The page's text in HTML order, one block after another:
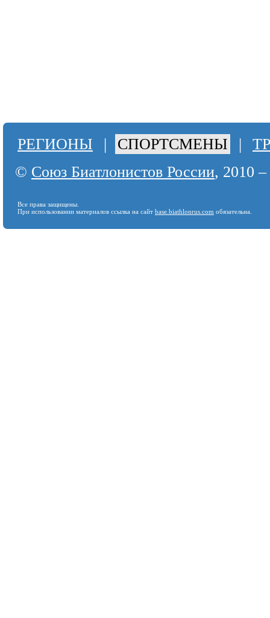
РЕГИОНЫ | СПОРТСМЕНЫ |
© Союз Биатлонистов России, 2010
Все права защищены.
При использовании материалов ссылка на сайт base.biathlonrus.com обязательна.